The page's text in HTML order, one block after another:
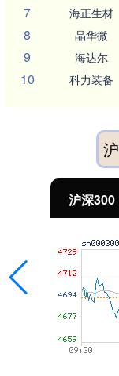
7 海正生材
8 晶华微
9 海达尔
10 科力装备
沪深300